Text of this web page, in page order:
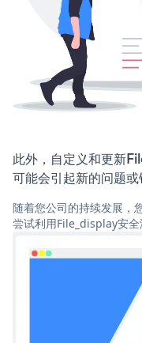
此外，自定义和更新
可能会引起新的问题或
随着您公司的持续发展，
尝试利用File_display安全